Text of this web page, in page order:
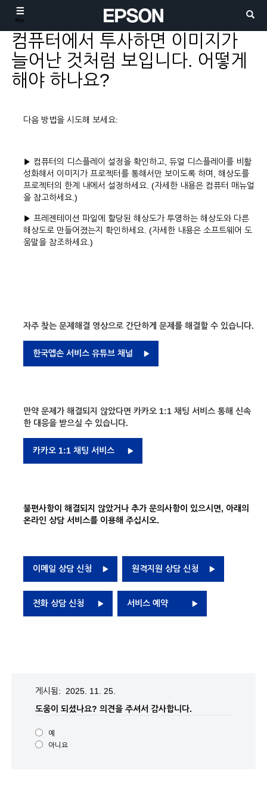
메뉴
컴퓨터에서 투사하면 이미지가
늘어난 것처럼 보입니다. 어떻게
해야 하나요?
다음 방법을 시도해 보세요:
▶ 컴퓨터의 디스플레이 설정을 확인하고, 듀얼 디스플레이를 비활
성화해서 이미지가 프로젝터를 통해서만 보이도록 하며, 해상도를
프로젝터의 한계 내에서 설정하세요. (자세한 내용은 컴퓨터 매뉴얼
을 참고하세요.)
▶ 프레젠테이션 파일에 할당된 해상도가 투영하는 해상도와 다른
해상도로 만들어졌는지 확인하세요. (자세한 내용은 소프트웨어 도
움말을 참조하세요.)
자주 찾는 문제해결 영상으로 간단하게 문제를 해결할 수 있습니다.
한국엡손 서비스 유튜브 채널
만약 문제가 해결되지 않았다면 카카오 1:1 채팅 서비스 통해 신속
한 대응을 받으실 수 있습니다.
카카오 1:1 채팅 서비스
불편사항이 해결되지 않았거나 추가 문의사항이 있으시면, 아래의
온라인 상담 서비스를 이용해 주십시오.
이메일 상담 신청 원격지원 상담 신청
전화 상담 신청 서비스 예약
게시됨: 2025. 11. 25.
도움이 되셨나요? 의견을 주셔서 감사합니다.
예
아니요